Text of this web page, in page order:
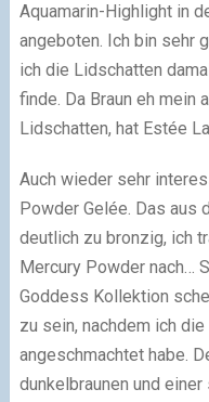
Aquamarin-Highlight in
angeboten. Ich bin sehr
ich die Lidschatten
finde. Da Braun eh
Lidschatten, hat Estée
Auch wieder sehr
Powder Gelée. Das aus
deutlich zu bronzig, ich
Mercury Powder nach…
Goddess Kollektion
zu sein, nachdem ich die
angeschmachtet habe.
dunkelbraunen und